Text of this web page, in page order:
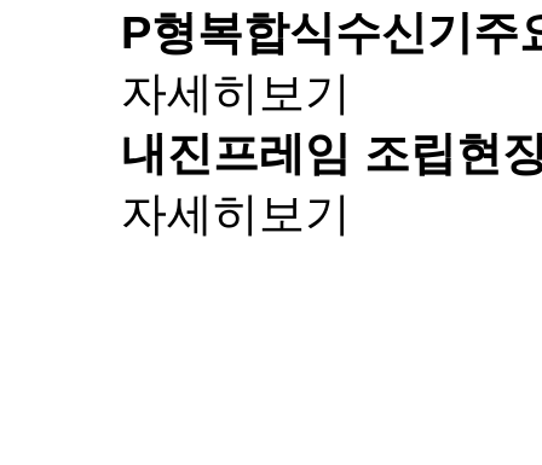
P형복합식수신기 주
자세히보기
내진프레임 조립현
자세히보기